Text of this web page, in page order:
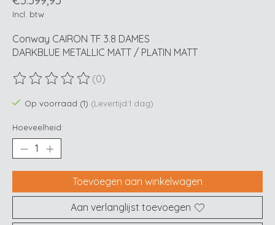
Incl. btw
Conway CAIRON TF 3.8 DAMES
DARKBLUE METALLIC MATT / PLATIN MATT
De beoordeling van dit product is
(0)
Op voorraad (1) (Levertijd:1 dag)
Hoeveelheid:
Toevoegen aan winkelwagen
Aan verlanglijst toevoegen